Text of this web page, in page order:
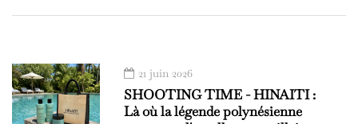
21 juin 2026
SHOOTING TIME - HINAITI :
Là où la légende polynésienne